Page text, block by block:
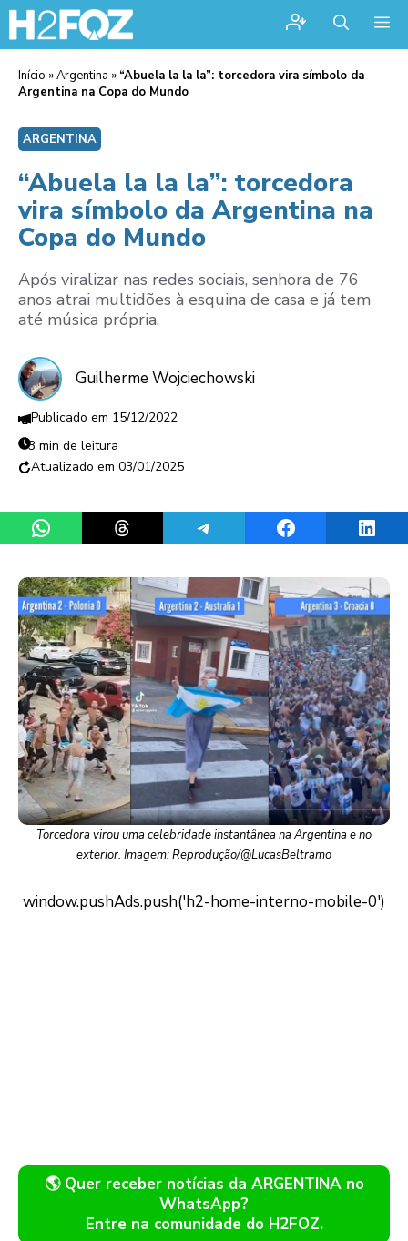
Início »Argentina » “Abuela la la la”: torcedora vira símbolo da
Argentina na Copa do Mundo
ARGENTINA
“Abuela la la la”: torcedora
vira símbolo da Argentina na
Copa do Mundo
Após viralizar nas redes sociais, senhora de 76
anos atrai multidões à esquina de casa e já tem
até música própria.
Guilherme Wojciechowski
15/12/2022
3 min de leitura
03/01/2025
Share on WhatsAppShare on ThreadsShare on TelegramShare on Facebook
Torcedora virou uma celebridade instantânea na Argentina e no
exterior. Imagem: Reprodução/@LucasBeltramo
🌎 Quer receber notícias da ARGENTINA no
WhatsApp?
Entre na comunidade do H2FOZ.